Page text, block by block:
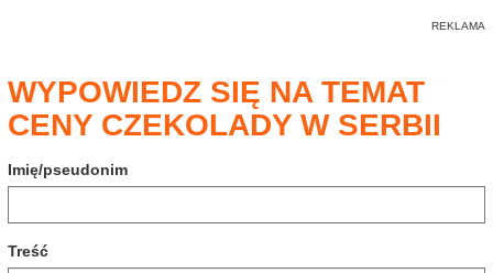
WYPOWIEDZ SIĘ NA TEMAT
CENY CZEKOLADY W SERBII
Imię/pseudonim
Treść